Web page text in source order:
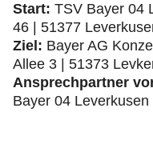
Start: TSV Bayer 04
46 | 51377
Ziel: Bayer AG
Allee 3 | 51373
Ansprechpartner
Bayer 04 Leverkusen